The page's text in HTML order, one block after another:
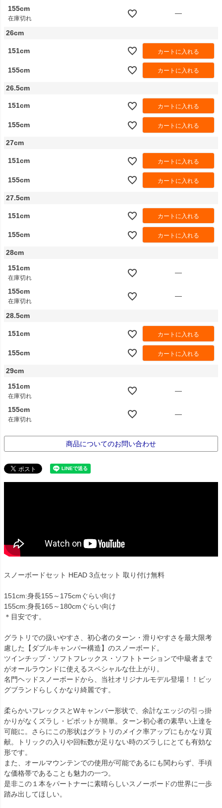
155cm
在庫切れ
—
26cm
151cm カートに入れる
155cm カートに入れる
26.5cm
151cm カートに入れる
155cm カートに入れる
27cm
151cm カートに入れる
155cm カートに入れる
27.5cm
151cm カートに入れる
155cm カートに入れる
28cm
151cm
在庫切れ
—
155cm
在庫切れ
—
28.5cm
151cm カートに入れる
155cm カートに入れる
29cm
151cm
在庫切れ
—
155cm
在庫切れ
—
商品についてのお問い合わせ
スノーボードセット HEAD 3点セット 取り付け無料
151cm:身長155～175cmぐらい向け
155cm:身長165～180cmぐらい向け
＊目安です。
グラトリでの扱いやすさ、初心者のターン・滑りやすさを最大限考
慮した【ダブルキャンバー構造】のスノーボード。
ツインチップ・ソフトフレックス・ソフトトーションで中級者まで
がオールラウンドに使えるスペシャルな仕上がり。
名門ヘッドスノーボードから、当社オリジナルモデル登場！！ビッ
グブランドらしくかなり綺麗です。
柔らかいフレックスとWキャンバー形状で、余計なエッジの引っ掛
かりがなくズラし・ピボットが簡単。ターン初心者の素早い上達を
可能に。さらにこの形状はグラトリのメイク率アップにもかなり貢
献。トリックの入りや回転数が足りない時のズラしにとても有効な
形です。
また、オールマウンテンでの使用が可能であるにも関わらず、手頃
な価格帯であることも魅力の一つ。
是非この１本をパートナーに素晴らしいスノーボードの世界に一歩
踏み出してほしい。